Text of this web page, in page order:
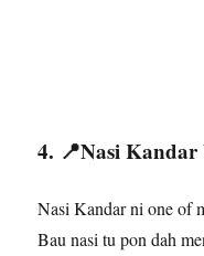
4. 📍Nasi Kandar
Nasi Kandar ni one of
Bau nasi tu pon dah